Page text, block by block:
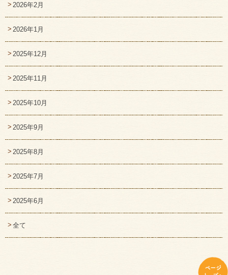
2026年2月
2026年1月
2025年12月
2025年11月
2025年10月
2025年9月
2025年8月
2025年7月
2025年6月
全て